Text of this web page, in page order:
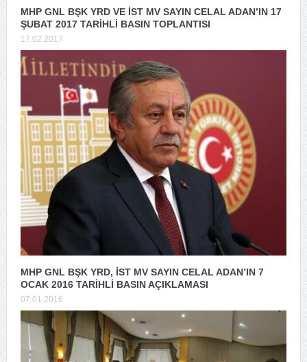
MHP GNL BŞK YRD VE İST MV SAYIN CELAL ADAN’IN 17
ŞUBAT 2017 TARİHLİ BASIN TOPLANTISI
17.02.2017
MHP GNL BŞK YRD, İST MV SAYIN CELAL ADAN’IN 7
OCAK 2016 TARİHLİ BASIN AÇIKLAMASI
07.01.2016